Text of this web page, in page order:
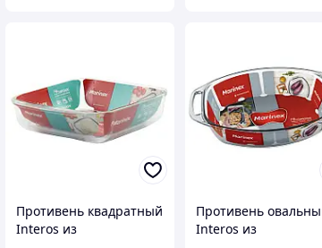
Противень квадратный
Interos из
Противень
Interos из